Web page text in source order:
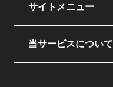
サイトメニュー
当サービスについて